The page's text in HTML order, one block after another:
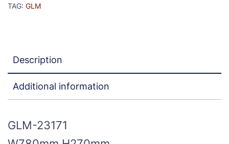
TAG: GLM
Description
Additional information
GLM-23171